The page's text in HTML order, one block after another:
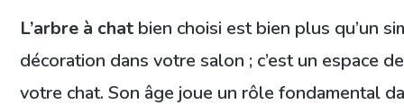
L’arbre à chat bien choisi est bien plus qu’un
décoration dans votre salon ; c’est un espace
votre chat. Son âge joue un rôle fondamental